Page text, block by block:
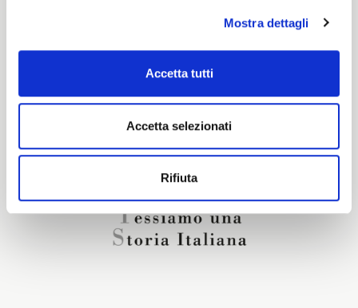
Mostra dettagli
Accetta tutti
Accetta selezionati
Rifiuta
Are you interested in this fabric?
CONTACT OUR FINANCIAL ADVISOR